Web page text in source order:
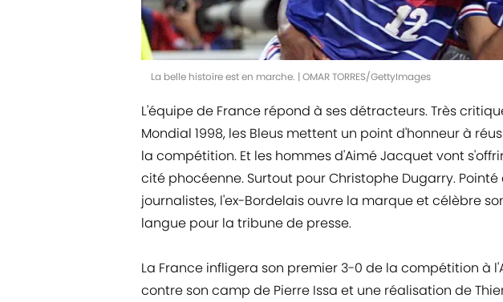
La belle histoire est en marche. | OMAR TORRES/GettyImages
L'équipe de France répond à ses détracteurs. Très
Mondial 1998, les Bleus mettent un point d'honneur à
la compétition. Et les hommes d'Aimé Jacquet vont
cité phocéenne. Surtout pour Christophe Dugarry.
journalistes, l'ex-Bordelais ouvre la marque et célèbre
langue pour la tribune de presse.
La France infligera son premier 3-0 de la compétition à
contre son camp de Pierre Issa et une réalisation de